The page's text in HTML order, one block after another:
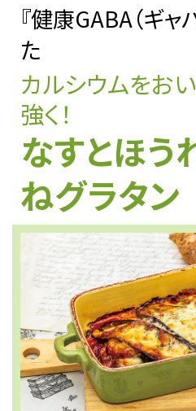
『健康GABA（ギャ
た
カルシウムをお
強く！
なすとほう
ねグラタン